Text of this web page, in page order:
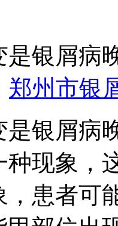
是银屑病
郑州市银
是银屑病
种现象，
，患者可